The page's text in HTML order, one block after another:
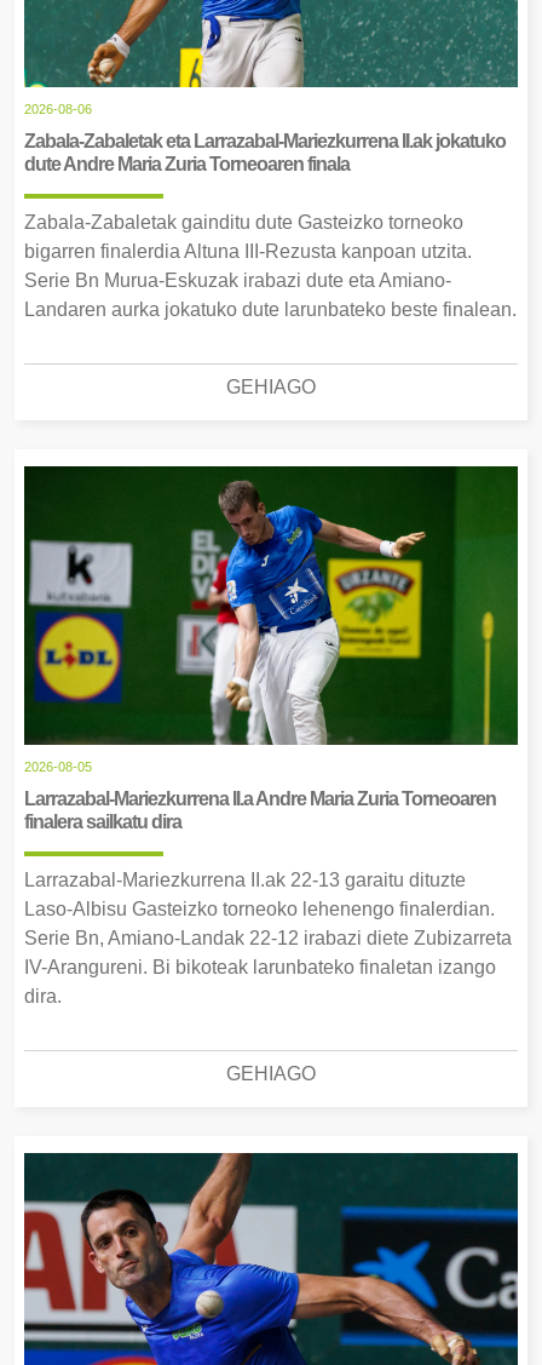
2026-08-06
Zabala-Zabaletak eta Larrazabal-Mariezkurrena II.ak jokatuko
dute Andre Maria Zuria Torneoaren finala
Zabala-Zabaletak gainditu dute Gasteizko torneoko
bigarren finalerdia Altuna III-Rezusta kanpoan utzita.
Serie Bn Murua-Eskuzak irabazi dute eta Amiano-
Landaren aurka jokatuko dute larunbateko beste finalean.
GEHIAGO
2026-08-05
Larrazabal-Mariezkurrena II.a Andre Maria Zuria Torneoaren
finalera sailkatu dira
Larrazabal-Mariezkurrena II.ak 22-13 garaitu dituzte
Laso-Albisu Gasteizko torneoko lehenengo finalerdian.
Serie Bn, Amiano-Landak 22-12 irabazi diete Zubizarreta
IV-Arangureni. Bi bikoteak larunbateko finaletan izango
dira.
GEHIAGO